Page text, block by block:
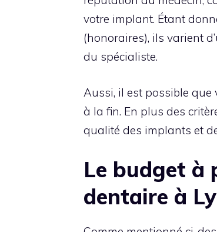
votre implant. Étant
(honoraires), ils varient
du spécialiste.
Aussi, il est possible
à la fin. En plus des
qualité des implants et
Le budget à
dentaire à